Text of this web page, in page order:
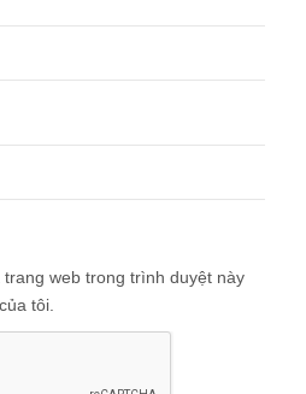
web trong trình duyệt này
tôi.